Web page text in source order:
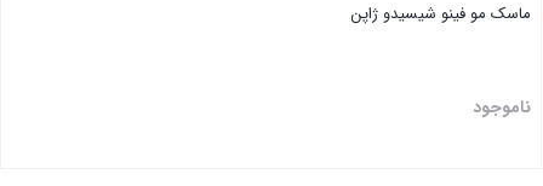
ماسک مو فینو شیسیدو ژاپن
ناموجود